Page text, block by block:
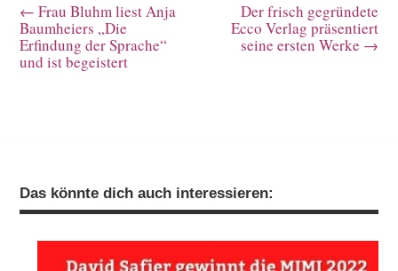
←Frau Bluhm liest Anja
Baumheiers „Die
Erfindung der Sprache“
und ist begeistert
Der frisch gegründete
Ecco Verlag präsentiert
seine ersten Werke →
Das könnte dich auch interessieren: